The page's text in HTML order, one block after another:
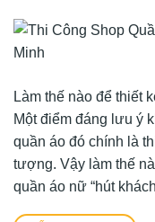
Làm thế nào để thiết
Một điểm đáng lưu ý
quần áo đó chính là
tượng. Vậy làm thế
quần áo nữ “hút